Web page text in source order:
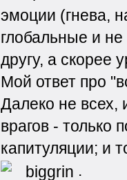
эмоции (гнева,
глобальные и
другу, а скорее
Мой ответ про
Далеко не всех,
врагов - только
капитуляции; и
.